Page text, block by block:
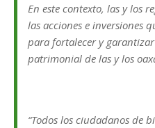
En este contexto, las y los
las acciones e inversiones
para fortalecer y
patrimonial de las y los
“Todos los ciudadanos de